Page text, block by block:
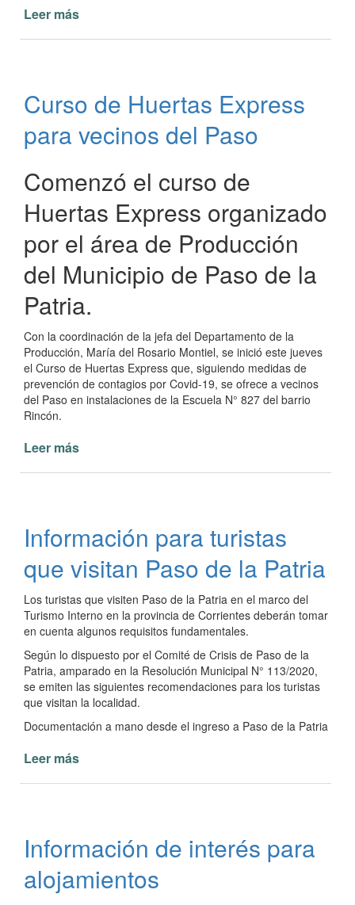
Leer más
Celíacos
Curso de Huertas Express
para vecinos del Paso
Comenzó el curso de
Huertas Express organizado
por el área de Producción
del Municipio de Paso de la
Patria.
Con la coordinación de la jefa del Departamento de la
Producción, María del Rosario Montiel, se inició este jueves
el Curso de Huertas Express que, siguiendo medidas de
prevención de contagios por Covid-19, se ofrece a vecinos
del Paso en instalaciones de la Escuela N° 827 del barrio
Rincón.
Leer más
para
vecinos
del
Información para turistas
que visitan Paso de la Patria
Los turistas que visiten Paso de la Patria en el marco del
Turismo Interno en la provincia de Corrientes deberán tomar
en cuenta algunos requisitos fundamentales.
Según lo dispuesto por el Comité de Crisis de Paso de la
Patria, amparado en la Resolución Municipal N° 113/2020,
se emiten las siguientes recomendaciones para los turistas
que visitan la localidad.
Documentación a mano desde el ingreso a Paso de la Patria
Leer más
visitan
Paso
de
Información de interés para
alojamientos